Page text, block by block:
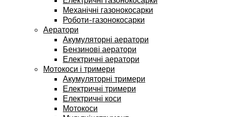
Механічні газонокосарки
Роботи-газонокосарки
Аератори
Акумуляторні аератори
Бензинові аератори
Електричні аератори
Мотокоси і тримери
Акумуляторні тримери
Електричні тримери
Електричні коси
Мотокоси